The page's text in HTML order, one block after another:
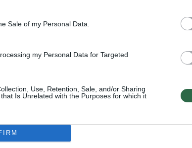
Sale of my Personal Data.
my Personal Data for Targeted
Use, Retention, Sale, and/or Sharing
Is Unrelated with the Purposes for which it
vienu metu – praeitį ir
atgimė iš pelenų. Tuo
kūrėsi muzika, architektūra,